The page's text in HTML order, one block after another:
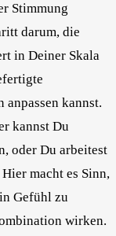
Stimmung
darum, die
in Deiner Skala
anpassen kannst.
kannst Du
oder Du arbeitest
macht es Sinn,
Gefühl zu
wirken.